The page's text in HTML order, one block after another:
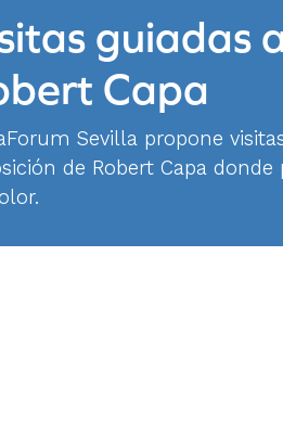
guiadas
Capa
Sevilla propone
de Robert Capa